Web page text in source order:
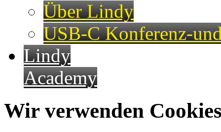
Über Lindy
USB-C Konferenz-
Lindy
Academy
Wir verwenden